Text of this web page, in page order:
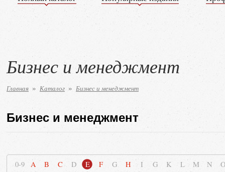
Бизнес и менеджмент
Главная » Каталог » Бизнес и менеджмент
Бизнес и менеджмент
0-9 A B C D E F G H I G K L M N